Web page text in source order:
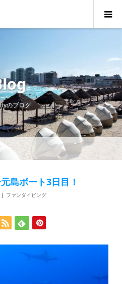
のブログ
島ボート3日目！
ファンダイビング